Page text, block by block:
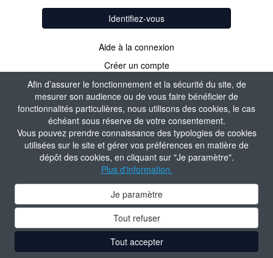
Afin d’assurer le fonctionnement et la sécurité du site, de
mesurer son audience ou de vous faire bénéficier de
fonctionnalités particulières, nous utilisons des cookies, le cas
échéant sous réserve de votre consentement.
Vous pouvez prendre connaissance des typologies de cookies
utilisées sur le site et gérer vos préférences en matière de
dépôt des cookies, en cliquant sur "Je paramètre".
Plus d'information.
Je paramètre
Tout refuser
Tout accepter
Identifiez-vous
Aide à la connexion
Créer un compte